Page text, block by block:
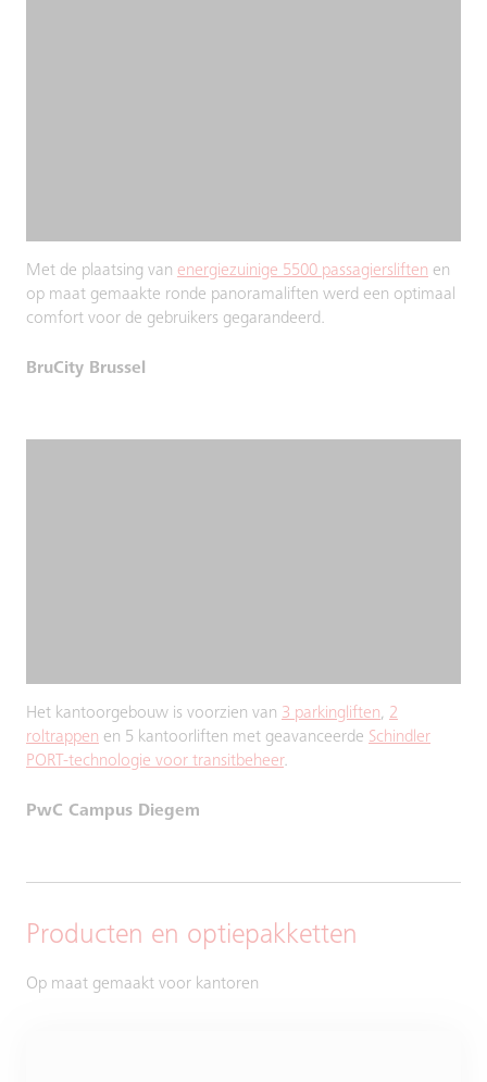
Met de plaatsing van energiezuinige 5500 passagiersliften en
op maat gemaakte ronde panoramaliften werd een optimaal
comfort voor de gebruikers gegarandeerd.
BruCity Brussel
Het kantoorgebouw is voorzien van 3 parkingliften, 2
roltrappen en 5 kantoorliften met geavanceerde Schindler
PORT-technologie voor transitbeheer.
PwC Campus Diegem
Producten en optiepakketten
Op maat gemaakt voor kantoren